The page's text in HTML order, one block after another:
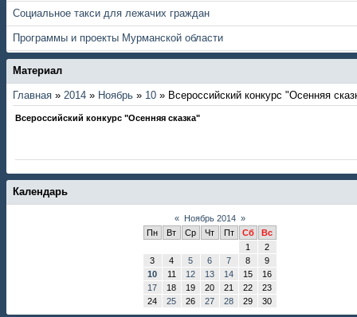
Социальное такси для лежачих граждан
Программы и проекты Мурманской области
Материал
Главная » 2014 » Ноябрь » 10 » Всероссийский конкурс "Осенняя
Всероссийский конкурс "Осенняя сказка"
Календарь
« Ноябрь 2014 »
Пн
Вт Ср Чт Пт Сб
Вс
1
2
3
4 5 6 7 8
9
10
11 12 13 14 15
16
17
18 19 20 21 22
23
24
25 26 27 28 29 30